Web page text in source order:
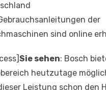
der
sind online
Sie sehen: Bosch
heutzutage
Leistung schon den